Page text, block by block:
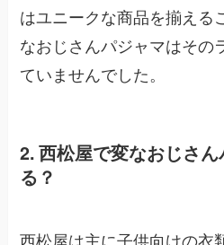
はユニークな商品を揃える
なおじさんパジャマはその
ていませんでした。
2. 西松屋で変なおじさ
る？
西松屋は主に子供向けの衣